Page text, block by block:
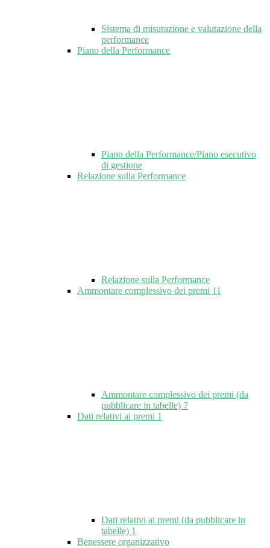
Sistema di misurazione e valutazione della
performance
Piano della Performance
Piano della Performance/Piano esecutivo
di gestione
Relazione sulla Performance
Relazione sulla Performance
Ammontare complessivo dei premi 11
Ammontare complessivo dei premi (da
pubblicare in tabelle) 7
Dati relativi ai premi 1
Dati relativi ai premi (da pubblicare in
tabelle) 1
Benessere organizzativo